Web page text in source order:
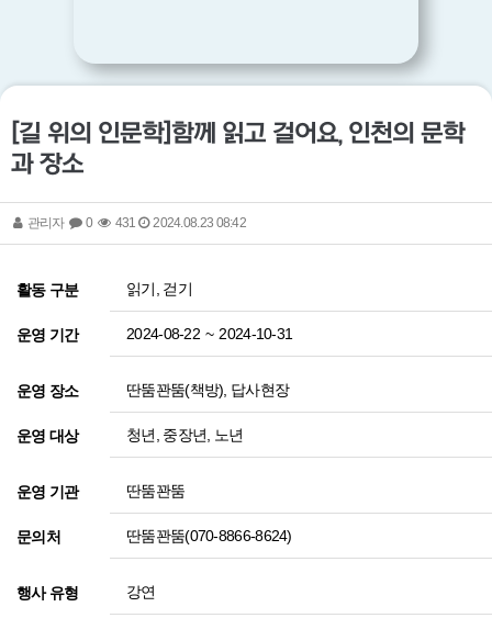
[길 위의 인문학]함께 읽고 걸어요, 인천의 문학
과 장소
관리자 0 431 2024.08.23 08:42
활동 구분 읽기, 걷기
운영 기간 2024-08-22 ~ 2024-10-31
운영 장소 딴뚬꽌뚬(책방), 답사현장
운영 대상 청년, 중장년, 노년
운영 기관 딴뚬꽌뚬
문의처 딴뚬꽌뚬(070-8866-8624)
행사 유형 강연